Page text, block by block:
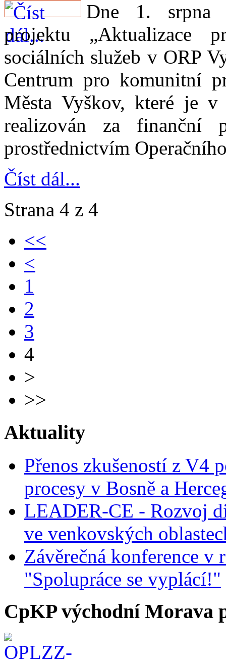
Dne 1. srpna
projektu „Aktualizace
sociálních služeb v ORP
Centrum pro komunitní
Města Vyškov, které je
realizován za finanční
prostřednictvím
Číst dál...
Strana 4 z 4
<<
<
1
2
3
4
>
>>
Aktuality
Přenos zkušeností z V4
procesy v Bosně a
LEADER-CE - Rozvoj
ve venkovských
Závěrečná konference
"Spolupráce se vyplácí!"
CpKP východní Morava